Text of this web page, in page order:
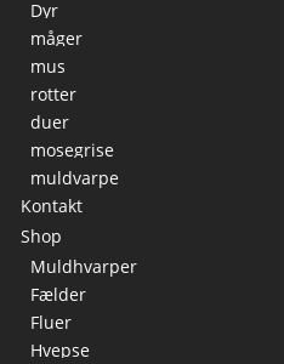
Dyr
måger
mus
rotter
duer
mosegrise
muldvarpe
Kontakt
Shop
Muldhvarper
Fælder
Fluer
Hvepse